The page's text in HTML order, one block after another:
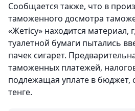
Сообщается также, что в
таможенного досмотра
«Жетісу» находится материал,
туалетной бумаги пытались
пачек сигарет.
таможенных платежей,
подлежащая уплате в бюджет,
тенге.